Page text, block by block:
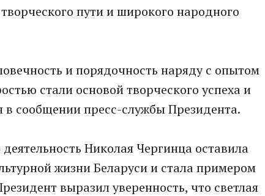
пути и широкого народного
и порядочность наряду с опытом
стали основой творческого успеха и
в сообщении пресс-службы Президента.
Николая Чергинца оставила
жизни Беларуси и стала примером
выразил уверенность, что светлая